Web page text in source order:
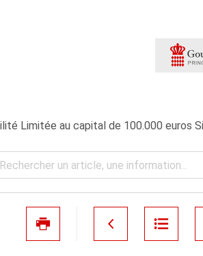
Limitée au capital de 100.000 euros